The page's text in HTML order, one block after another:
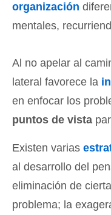
organización
mentales,
Al no apelar al
lateral favorece la
en enfocar los
puntos de vista
Existen varias
al desarrollo del
eliminación de
problema; la